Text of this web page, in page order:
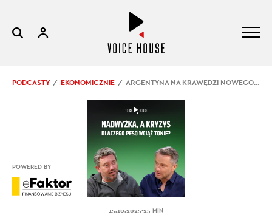
PODCASTY EKONOMICZNIE ARGENTYNA NA KRAWĘDZI NOWEGO KRYZYSU
15.10.2025.25 MIN
POWERED BY